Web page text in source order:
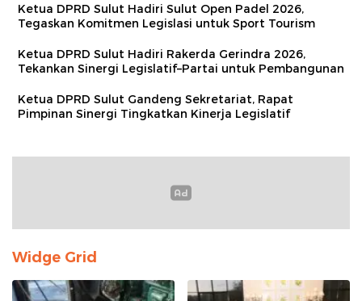
Ketua DPRD Sulut Hadiri Sulut Open Padel 2026,
Tegaskan Komitmen Legislasi untuk Sport Tourism
Ketua DPRD Sulut Hadiri Rakerda Gerindra 2026,
Tekankan Sinergi Legislatif–Partai untuk Pembangunan
Ketua DPRD Sulut Gandeng Sekretariat, Rapat
Pimpinan Sinergi Tingkatkan Kinerja Legislatif
Widge Grid